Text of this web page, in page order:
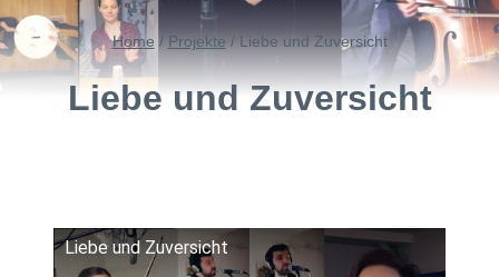
Home / Projekte / Liebe und Zuversicht
Liebe und Zuversicht
Liebe und Zuversicht